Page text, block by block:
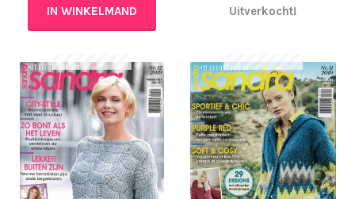
IN WINKELMAND Uitverkocht!